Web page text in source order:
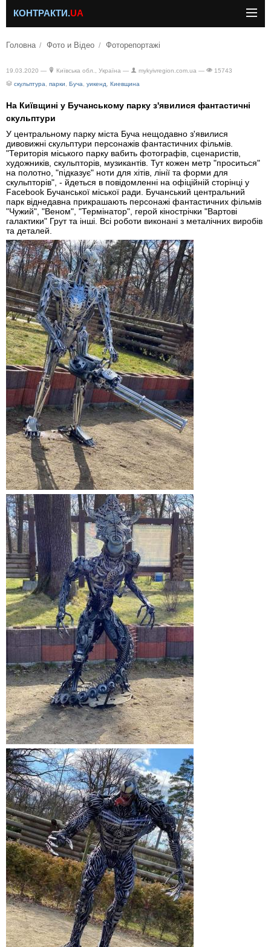
КОНТРАКТИ.UA
Головна Фото и Відео Фоторепортажі
19.03.2020 — Київська обл., Україна — mykyivregion.com.ua —
15743
скульптура
парки Буча уикенд Киевщина
На Київщині у Бучанському парку з'явилися фантастичні
скульптури
У центральному парку міста Буча нещодавно з'явилися
дивовижні скульптури персонажів фантастичних фільмів.
"Територія міського парку вабить фотографів, сценаристів,
художників, скульпторів, музикантів. Тут кожен метр "проситься"
на полотно, "підказує" ноти для хітів, лінії та форми для
скульпторів", - йдеться в повідомленні на офіційній сторінці у
Facebook Бучанської міської ради. Бучанський центральний
парк віднедавна прикрашають персонажі фантастичних фільмів
"Чужий", "Веном", "Термінатор", герой кінострічки "Вартові
галактики" Грут та інші. Всі роботи виконані з металічних виробів
та деталей.